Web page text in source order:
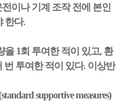
전이나 기계 조작 전에 본인
한다.
을 1회 투여한 적이 있고, 환
번 투여한 적이 있다. 이상반
supportive measures)